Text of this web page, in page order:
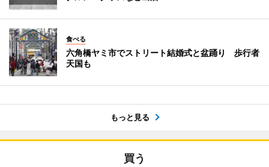
食べる
六角橋ヤミ市でストリート結婚式と盆踊り 歩行者
天国も
もっと見る
買う